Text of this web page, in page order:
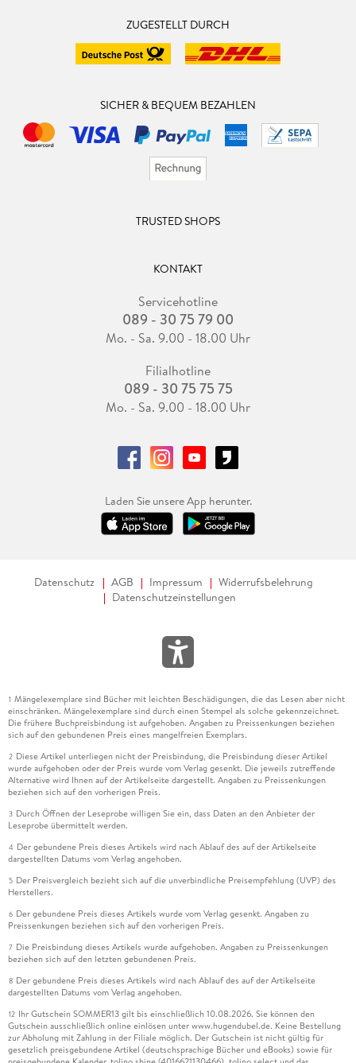
ZUGESTELLT DURCH
SICHER & BEQUEM BEZAHLEN
TRUSTED SHOPS
KONTAKT
Servicehotline
089 - 30 75 79 00
Mo. - Sa. 9.00 - 18.00 Uhr
Filialhotline
089 - 30 75 75 75
Mo. - Sa. 9.00 - 18.00 Uhr
Laden Sie unsere App herunter.
Datenschutz AGB Impressum
Widerrufsbelehrung
Datenschutzeinstellungen
1 Mängelexemplare sind Bücher mit leichten Beschädigungen, die das Lesen aber nicht
einschränken. Mängelexemplare sind durch einen Stempel als solche gekennzeichnet.
Die frühere Buchpreisbindung ist aufgehoben. Angaben zu Preissenkungen beziehen
sich auf den gebundenen Preis eines mangelfreien Exemplars.
2 Diese Artikel unterliegen nicht der Preisbindung, die Preisbindung dieser Artikel
wurde aufgehoben oder der Preis wurde vom Verlag gesenkt. Die jeweils zutreffende
Alternative wird Ihnen auf der Artikelseite dargestellt. Angaben zu Preissenkungen
beziehen sich auf den vorherigen Preis.
3 Durch Öffnen der Leseprobe willigen Sie ein, dass Daten an den Anbieter der
Leseprobe übermittelt werden.
4 Der gebundene Preis dieses Artikels wird nach Ablauf des auf der Artikelseite
dargestellten Datums vom Verlag angehoben.
5 Der Preisvergleich bezieht sich auf die unverbindliche Preisempfehlung (UVP) des
Herstellers.
6 Der gebundene Preis dieses Artikels wurde vom Verlag gesenkt. Angaben zu
Preissenkungen beziehen sich auf den vorherigen Preis.
7 Die Preisbindung dieses Artikels wurde aufgehoben. Angaben zu Preissenkungen
beziehen sich auf den letzten gebundenen Preis.
8 Der gebundene Preis dieses Artikels wird nach Ablauf des auf der Artikelseite
dargestellten Datums vom Verlag angehoben.
12 Ihr Gutschein SOMMER13 gilt bis einschließlich 10.08.2026. Sie können den
Gutschein ausschließlich online einlösen unter www.hugendubel.de. Keine Bestellung
zur Abholung mit Zahlung in der Filiale möglich. Der Gutschein ist nicht gültig für
gesetzlich preisgebundene Artikel (deutschsprachige Bücher und eBooks) sowie für